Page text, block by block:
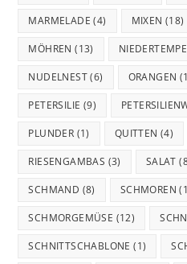
MARMELADE (4) MIXEN (18)
MÖHREN (13)
NUDELNEST(6) ORANGEN
PETERSILIE (9)
PLUNDER (1) QUITTEN (4)
RIESENGAMBAS (3) SALAT
SCHMAND (8) SCHMOREN
SCHMORGEMÜSE (12)
SCHNITTSCHABLONE (1)